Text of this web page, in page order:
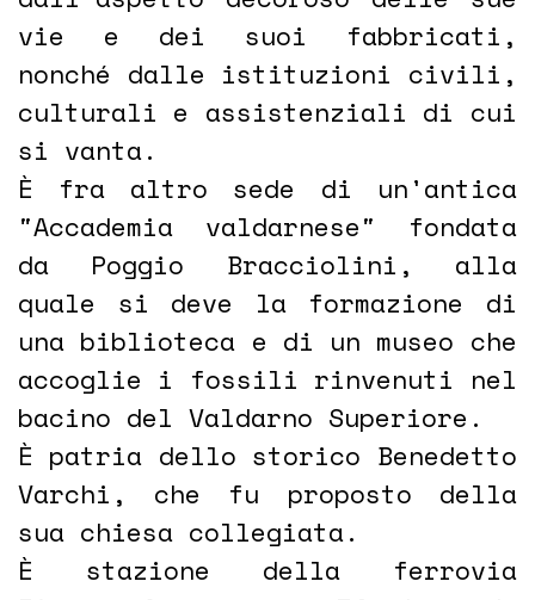
vie e dei suoi fabbricati,
nonché dalle istituzioni civili,
culturali e assistenziali di cui
si vanta.
È fra altro sede di un'antica
"Accademia valdarnese" fondata
da Poggio Bracciolini, alla
quale si deve la formazione di
una biblioteca e di un museo che
accoglie i fossili rinvenuti nel
bacino del Valdarno Superiore.
È patria dello storico Benedetto
Varchi, che fu proposto della
sua chiesa collegiata.
È stazione della ferrovia